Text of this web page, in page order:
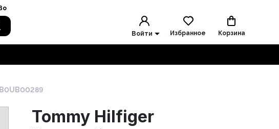
Войти Избранное Корзина
Tommy Hilfiger